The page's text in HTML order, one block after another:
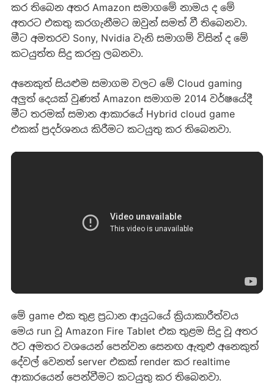
කර තිබෙන අතර Amazon සමාගමේ නාමය ද මේ
අතරට එකතු කරගැනීමට ඔවුන් සමත් වී තිබෙනවා.
මීට අමතරව Sony, Nvidia වැනි සමාගම් විසින් ද මේ
කටයුත්ත සිදු කරනු ලබනවා.
අනෙකුත් සියළුම සමාගම වලට මේ Cloud gaming
අලුත් දෙයක් වුණත් Amazon සමාගම 2014 වර්ෂයේදී
මීට තරමක් සමාන ආකාරයේ Hybrid cloud game
එකක් ප්‍රදර්ශනය කිරීමට කටයුතු කර තිබෙනවා.
මේ game එක තුළ ප්‍රධාන ආයුධයේ ක්‍රියාකාරීත්වය
මෙය run වූ Amazon Fire Tablet එක තුළම සිදු වූ අතර
ඊට අමතර වශයෙන් පෙන්වන සෙනඟ ඇතුළු අනෙකුත්
දේවල් වෙනත් server එකක් render කර realtime
ආකාරයෙන් පෙන්වීමට කටයුතු කර තිබෙනවා.